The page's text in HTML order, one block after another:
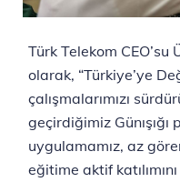
Türk Telekom CEO’su
olarak, “Türkiye’ye
çalışmalarımızı
geçirdiğimiz
uygulamamız, az
eğitime aktif